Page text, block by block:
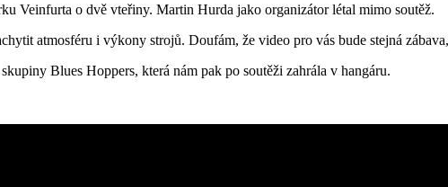
Veinfurta o dvě vteřiny. Martin Hurda jako organizátor létal mimo soutěž.
atmosféru i výkony strojů. Doufám, že video pro vás bude stejná
Blues Hoppers, která nám pak po soutěži zahrála v hangáru.